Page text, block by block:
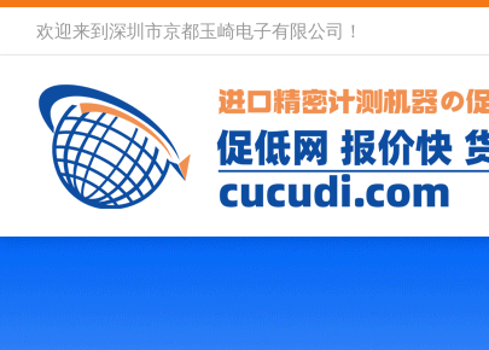
欢迎来到深圳市京都玉崎电子有限公司！